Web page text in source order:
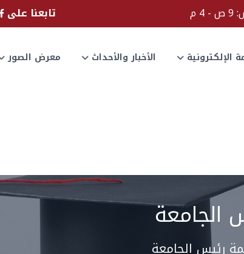
م تابعنا على
الإلكترونية الأخبار والأحداث معرض الصور
الجامعة
رئيس الجامعة